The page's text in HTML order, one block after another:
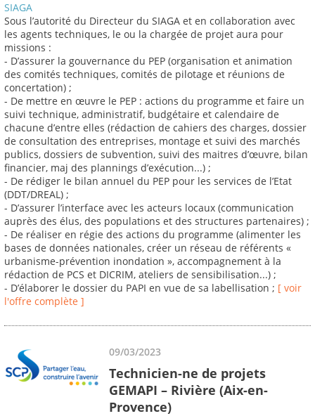
SIAGA
Sous l’autorité du Directeur du SIAGA et en collaboration avec
les agents techniques, le ou la chargée de projet aura pour
missions :
- D’assurer la gouvernance du PEP (organisation et animation
des comités techniques, comités de pilotage et réunions de
concertation) ;
- De mettre en œuvre le PEP : actions du programme et faire un
suivi technique, administratif, budgétaire et calendaire de
chacune d’entre elles (rédaction de cahiers des charges, dossier
de consultation des entreprises, montage et suivi des marchés
publics, dossiers de subvention, suivi des maitres d’œuvre, bilan
financier, maj des plannings d’exécution...) ;
- De rédiger le bilan annuel du PEP pour les services de l’Etat
(DDT/DREAL) ;
- D’assurer l’interface avec les acteurs locaux (communication
auprès des élus, des populations et des structures partenaires) ;
- De réaliser en régie des actions du programme (alimenter les
bases de données nationales, créer un réseau de référents «
urbanisme-prévention inondation », accompagnement à la
rédaction de PCS et DICRIM, ateliers de sensibilisation...) ;
- D’élaborer le dossier du PAPI en vue de sa labellisation ; [ voir
l'offre complète ]
09/03/2023
Technicien-ne de projets
GEMAPI – Rivière (Aix-en-
Provence)